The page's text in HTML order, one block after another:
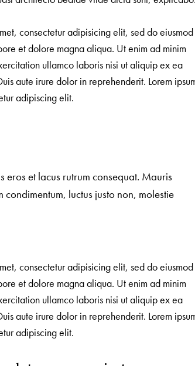
consectetur adipisicing elit, sed do eiusmod
et dolore magna aliqua. Ut enim ad minim
ullamco laboris nisi ut aliquip ex ea
aute irure dolor in reprehenderit. Lorem
adipiscing elit.
eros et lacus rutrum consequat. Mauris
condimentum, luctus justo non, molestie
consectetur adipisicing elit, sed do eiusmod
et dolore magna aliqua. Ut enim ad minim
ullamco laboris nisi ut aliquip ex ea
aute irure dolor in reprehenderit. Lorem
adipiscing elit.